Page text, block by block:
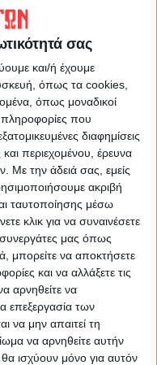
σας
και/ή έχουμε
όπως τα cookies,
όπως μοναδικοί
πληροφορίες που
διαφημίσεις
περιεχομένου, έρευνα
Με την άδειά σας, εμείς
ακριβή
ταυτοποίησης μέσω
κλικ για να συναινέσετε
μας όπως
μπορείτε να αποκτήσετε
και να αλλάξετε τις
αρνηθείτε να
επεξεργασία των
να μην απαιτεί τη
να αρνηθείτε αυτήν
ισχύουν μόνο για αυτόν
που
η Κοµισιόν
στάδιο ενός
που θα
Αγροτική
της ΕΕ,
έναν
Στην καρδιά
µια άνευ
H ΚΑΠ θα
ταµείο –
διακριτούς
όπως η
αλιείας